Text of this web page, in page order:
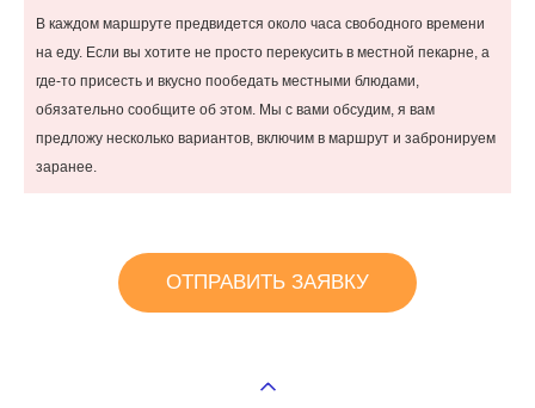
В каждом маршруте предвидется около часа свободного времени
на еду. Если вы хотите не просто перекусить в местной пекарне, а
где-то присесть и вкусно пообедать местными блюдами,
обязательно сообщите об этом. Мы с вами обсудим, я вам
предложу несколько вариантов, включим в маршрут и забронируем
заранее.
ОТПРАВИТЬ ЗАЯВКУ